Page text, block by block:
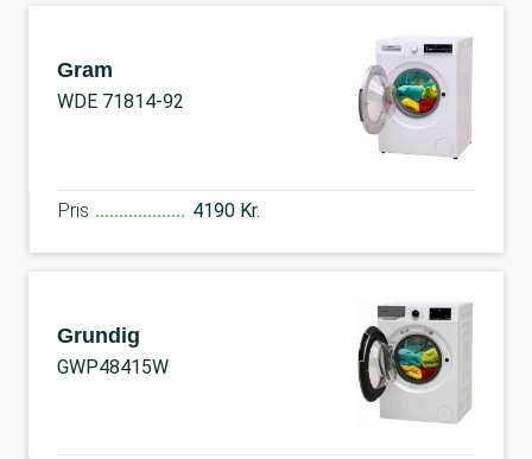
Gram
WDE 71814-92
Pris 4190 Kr.
Grundig
GWP48415W